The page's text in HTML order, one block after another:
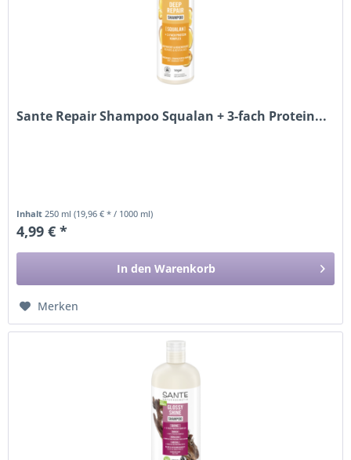
Sante Repair Shampoo Squalan + 3-fach Protein...
Inhalt 250 ml(19,96 € * / 1000 ml)
4,99 € *
In den Warenkorb
Merken